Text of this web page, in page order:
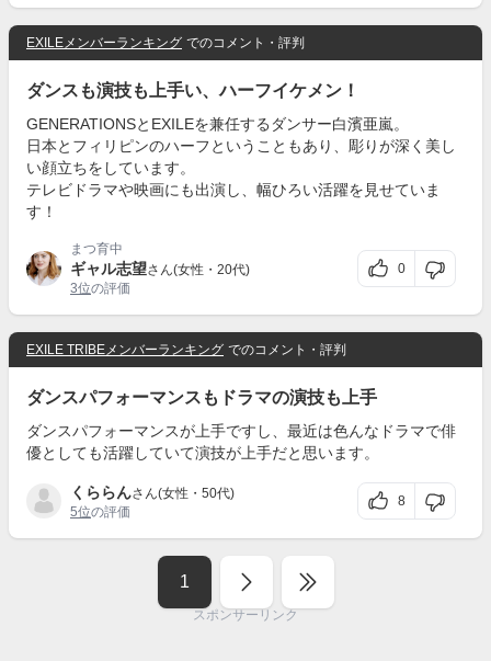
EXILEメンバーランキング でのコメント・評判
ダンスも演技も上手い、ハーフイケメン！
GENERATIONSとEXILEを兼任するダンサー白濱亜嵐。
日本とフィリピンのハーフということもあり、彫りが深く美し
い顔立ちをしています。
テレビドラマや映画にも出演し、幅ひろい活躍を見せていま
す！
まつ育中
ギャル志望さん(女性・20代)
3位の評価
0
EXILE TRIBEメンバーランキング でのコメント・評判
ダンスパフォーマンスもドラマの演技も上手
ダンスパフォーマンスが上手ですし、最近は色んなドラマで俳
優としても活躍していて演技が上手だと思います。
くららんさん(女性・50代)
5位の評価
8
1
スポンサーリンク